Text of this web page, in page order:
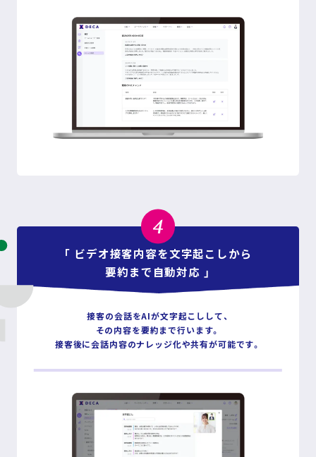
4
「 ビデオ接客内容を文字起こしから
要約まで自動対応 」
接客の会話をAIが文字起こしして、
その内容を要約まで行います。
接客後に会話内容のナレッジ化や共有が可能です。